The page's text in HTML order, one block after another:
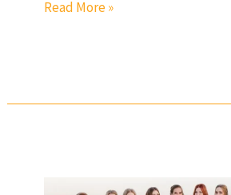
Read More »